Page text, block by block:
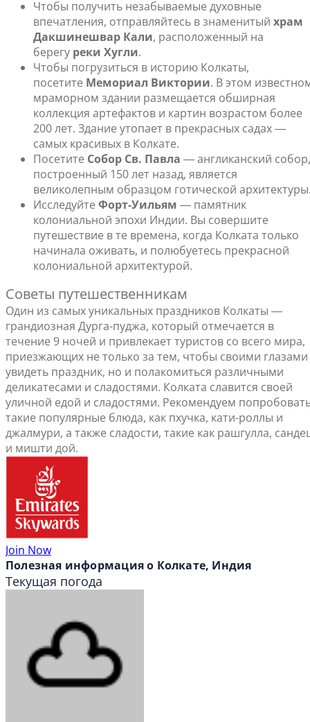
Чтобы получить незабываемые духовные
впечатления, отправляйтесь в знаменитый храм
Дакшинешвар Кали, расположенный на
берегу реки Хугли.
Чтобы погрузиться в историю Колкаты,
посетите Мемориал Виктории. В этом
мраморном здании размещается обширная
коллекция артефактов и картин возрастом более
200 лет. Здание утопает в прекрасных садах ―
самых красивых в Колкате.
Посетите Собор Св. Павла ― англиканский собор,
построенный 150 лет назад, является
великолепным образцом готической
Исследуйте Форт-Уильям ― памятник
колониальной эпохи Индии. Вы совершите
путешествие в те времена, когда Колката только
начинала оживать, и полюбуетесь прекрасной
колониальной архитектурой.
Советы путешественникам
Один из самых уникальных праздников Колкаты ―
грандиозная Дурга-пуджа, который отмечается в
течение 9 ночей и привлекает туристов со всего мира,
приезжающих не только за тем, чтобы своими глазами
увидеть праздник, но и полакомиться различными
деликатесами и сладостями. Колката славится своей
уличной едой и сладостями. Рекомендуем
такие популярные блюда, как пхучка, кати-роллы и
джалмури, а также сладости, такие как рашгулла,
и мишти дой.
Join Now
Полезная информация о Колкате, Индия
Текущая погода